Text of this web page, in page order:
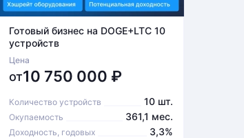
Готовый бизнес на DOGE+LTC 10
устройств
Цена
от10 750 000 ₽
Количество устройств 10 шт.
Окупаемость 361,1 мес.
Доходность, годовых 3,3%